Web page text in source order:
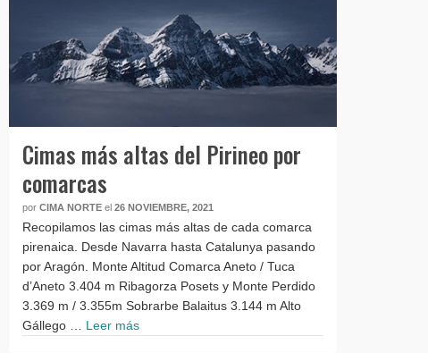
Cimas más altas del Pirineo por
comarcas
porCIMA NORTE el26 NOVIEMBRE, 2021
Recopilamos las cimas más altas de cada comarca
pirenaica. Desde Navarra hasta Catalunya pasando
por Aragón. Monte Altitud Comarca Aneto / Tuca
d’Aneto 3.404 m Ribagorza Posets y Monte Perdido
3.369 m / 3.355m Sobrarbe Balaitus 3.144 m Alto
Gállego … Leer más